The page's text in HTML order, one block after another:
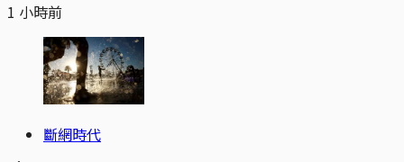
1 小時前
斷網時代